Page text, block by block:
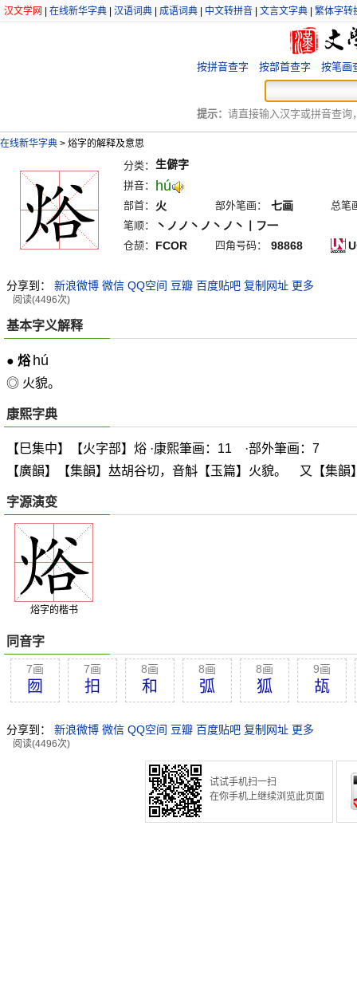
汉文学网 在线新华字典 汉语词典 成语词典 中文转拼音 文言文字典 繁体字转
按拼音查字 按部首查字 按笔画
提示： 请直接输入汉字或拼音查询
在线新华字典 > 焀字的解释及意思
分类： 生僻字
拼音： hú
部首： 火 部外笔画： 七画
总笔
笔顺：
丶ノノ丶ノ丶ノ丶丨フ一
仓颉： FCOR 四角号码： 98868
分享到： 新浪微博 微信 QQ空间 豆瓣 百度贴吧 复制网址 更多
阅读(4496次)
基本字义解释
● 焀 hú
◎ 火貌。
康熙字典
【巳集中】【火字部】焀 ·康熙筆画：11 ·部外筆画：7
【廣韻】【集韻】 𠀤胡谷切，音斛【玉篇】火貌。 又【集韻
字源演变
焀字的楷书
同音字
7画
囫
7画
抇
8画
和
8画
弧
8画
狐
9画
瓳
分享到： 新浪微博 微信 QQ空间 豆瓣 百度贴吧 复制网址 更多
阅读(4496次)
试试手机扫一扫
在你手机上继续浏览此页面